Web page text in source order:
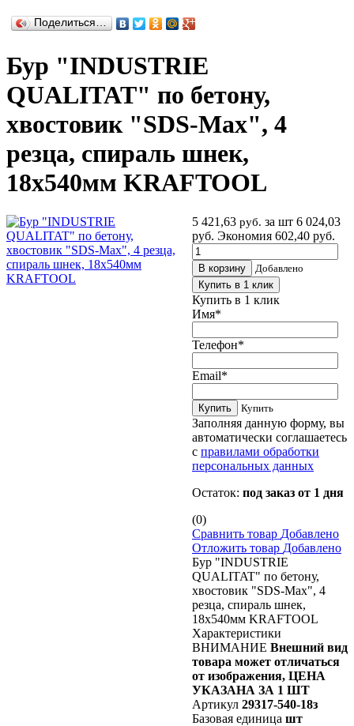
Поделиться…
Бур "INDUSTRIE
QUALITAT" по бетону,
хвостовик "SDS-Max", 4
резца, спираль шнек,
18х540мм KRAFTOOL
5 421,63 руб. за шт 6 024,03
руб. Экономия 602,40 руб.
В корзину
Добавлено
Купить в 1 клик
Купить в 1 клик
Имя*
Телефон*
Email*
Купить Купить
Заполняя данную форму, вы
автоматически соглашаетесь
с правилами обработки
персональных данных
Остаток: под заказ от 1 дня
(0)
Сравнить товар Добавлено
Отложить товар Добавлено
Бур "INDUSTRIE
QUALITAT" по бетону,
хвостовик "SDS-Max", 4
резца, спираль шнек,
18х540мм KRAFTOOL
Характеристики
ВНИМАНИЕ Внешний вид
товара может отличаться
от изображения, ЦЕНА
УКАЗАНА ЗА 1 ШТ
Артикул 29317-540-18з
Базовая единица шт